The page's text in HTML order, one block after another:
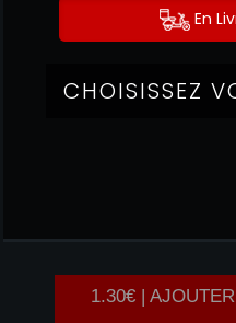
1.30€ | AJOUTER